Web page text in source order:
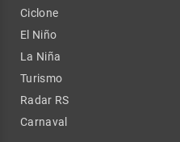
Ciclone
El Niño
La Niña
Turismo
Radar RS
Carnaval